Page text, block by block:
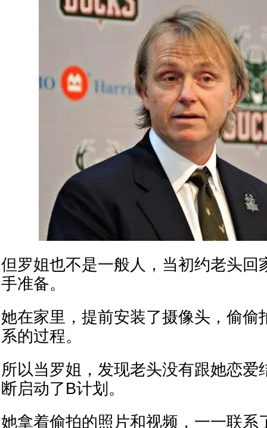
但罗姐也不是一般人，当初约老头回
手准备。
她在家里，提前安装了摄像头，偷偷
系的过程。
所以当罗姐，发现老头没有跟她恋爱
断启动了B计划。
她拿着偷拍的照片和视频，一一联系